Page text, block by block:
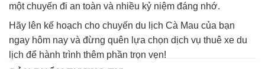
một chuyến đi an toàn và nhiều kỷ niệm đáng nhớ.
Hãy lên kế hoạch cho chuyến du lịch Cà Mau của bạn
ngay hôm nay và đừng quên lựa chọn dịch vụ thuê xe du
lịch để hành trình thêm phần trọn vẹn!